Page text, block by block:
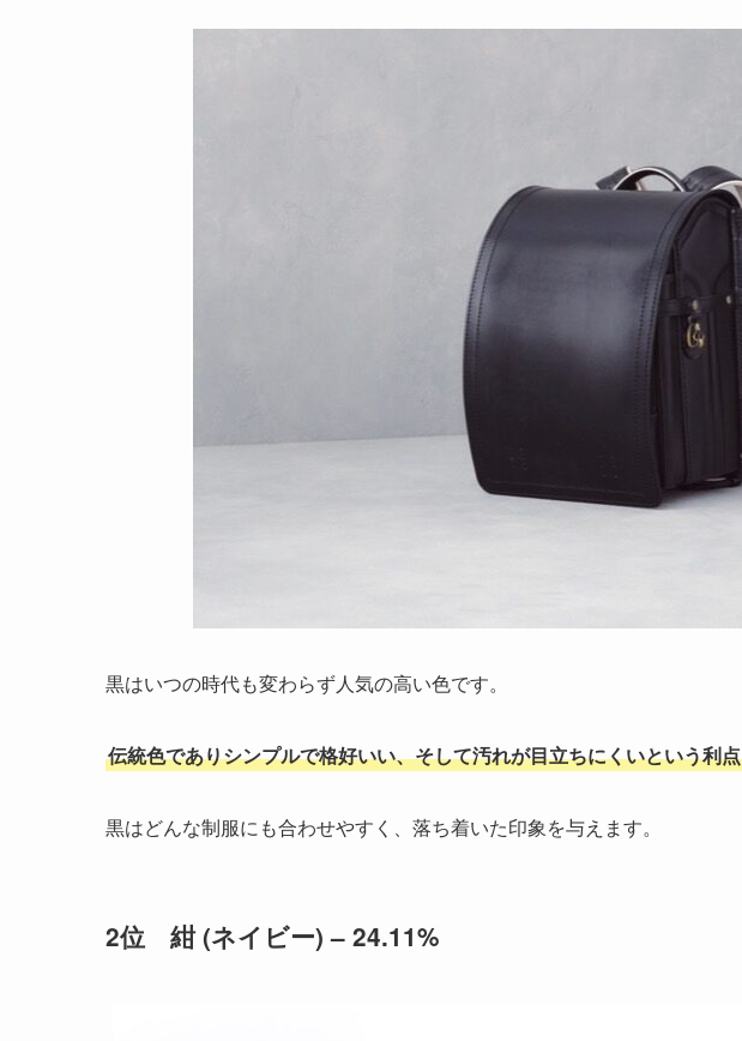
黒はいつの時代も変わらず人気の高い色です。
伝統色でありシンプルで格好いい、そして汚れが目立ちにくいという利点
黒はどんな制服にも合わせやすく、落ち着いた印象を与えます。
2位 紺 (ネイビー) – 24.11%